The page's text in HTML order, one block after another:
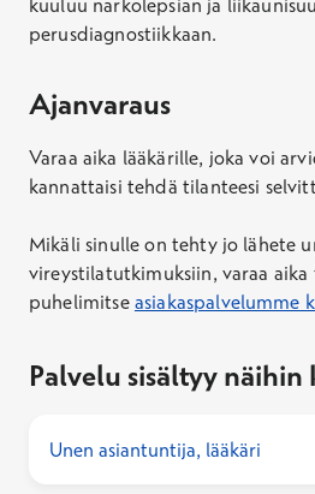
kuuluu narkolepsian ja
perusdiagnostiikkaan.
Ajanvaraus
Varaa aika lääkärille, joka voi
kannattaisi tehdä tilanteesi
Mikäli sinulle on tehty jo lähete
vireystilatutkimuksiin, varaa aika
puhelimitse asiakaspalvelumme
Palvelu sisältyy
Unen asiantuntija, lääkäri